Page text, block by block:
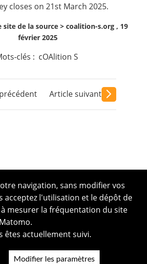
closes on 21st March 2025.
de la source > coalition-s.org , 19
février 2025
clés : cOAlition S
Article suivant
navigation, sans modifier vos
acceptez l'utilisation et le dépôt de
mesurer la fréquentation du site
êtes actuellement suivi.
Modifier les paramètres